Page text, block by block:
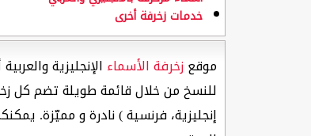
خدمات زخرفة أخرى
موقعزخرفة الأسماء الإنجليزية
للنسخ من خلال قائمة طويلة تضم كل
إنجليزية، فرنسية ) نادرة و مميّزة.